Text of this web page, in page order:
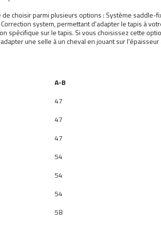
choisir parmi plusieurs options : Système
system, permettant d'adapter le tapis à
spécifique sur le tapis. Si vous choisissez cette
une selle à un cheval en jouant sur
A-B
47
47
47
54
54
54
58